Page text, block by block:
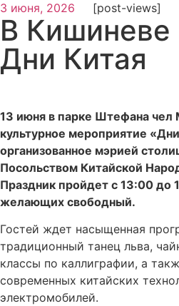
3 июня, 2026 [post-views]
В Кишиневе
Дни Китая
13 июня в парке Штефана чел
культурное мероприятие
организованное мэрией
Посольством Китайской
Праздник пройдет с 13:00 до
желающих свободный.
Гостей ждет насыщенная
традиционный танец льва,
классы по каллиграфии, а
современных китайских
электромобилей.